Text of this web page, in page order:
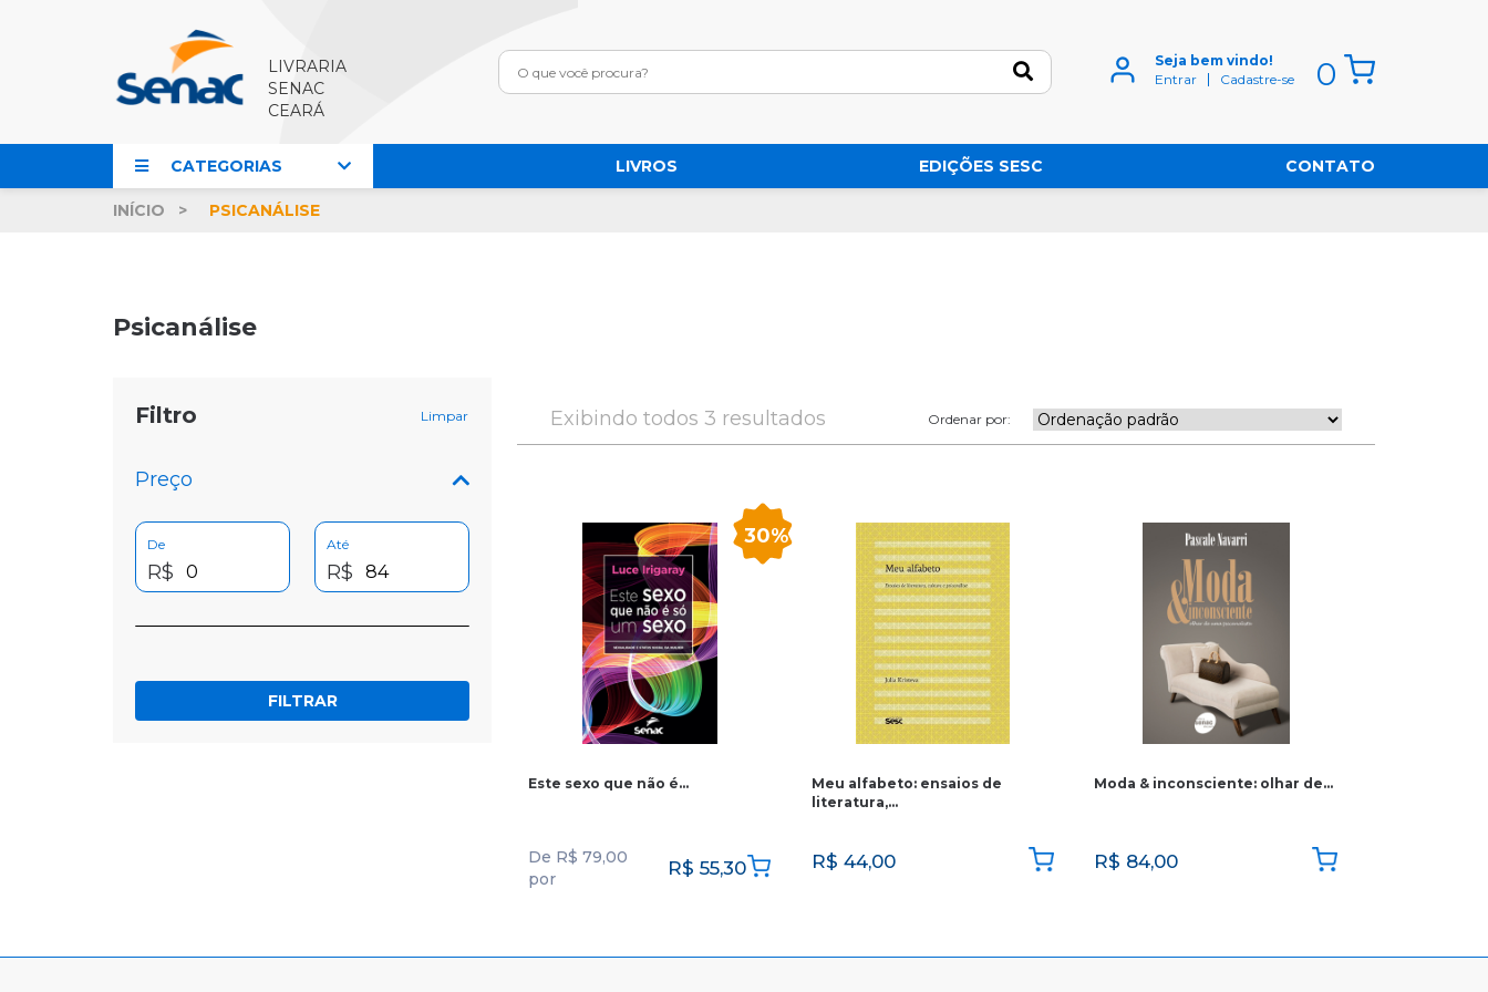
LIVRARIA
SENAC
CEARÁ
Seja bem vindo!
Entrar
Cadastre-se 0
CATEGORIAS LIVROS EDIÇÕES SESC CONTATO
INÍCIO PSICANÁLISE
Psicanálise
Filtro Limpar
Preço
De
R$
Até
R$
FILTRAR
Ordenar por:
Exibindo todos 3 resultados
30%
Este sexo que não é…
De R$ 79,00
por
R$ 55,30
Meu alfabeto: ensaios de
literatura,…
R$ 44,00
Moda & inconsciente: olhar de…
R$ 84,00